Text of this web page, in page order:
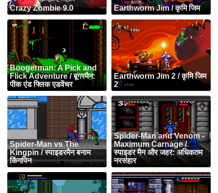
Crazy Zombie 9.0 Earthworm Jim / कृमि जिम
Boogerman: A Pick and
Flick Adventure / बूगरमैन:
पीक एंड फ्लिक एडवेंचर
Earthworm Jim 2 / कृमि जिम
2
Spider-Man vs The
Kingpin / स्पाइडरमैन बनाम
किंगपिन
Spider-Man and Venom -
Maximum Carnage /
स्पाइडर मैन और जहर: अधिकतम
नरसंहार